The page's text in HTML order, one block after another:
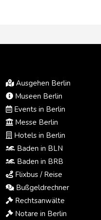
Ausgehen Berlin
Museen Berlin
Events in Berlin
Messe Berlin
Hotels in Berlin
Baden in BLN
Baden in BRB
Flixbus / Reise
Bußgeldrechner
Rechtsanwälte
Notare in Berlin